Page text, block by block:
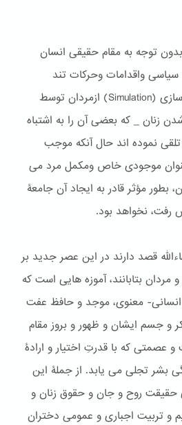
توجه به مقام حقیقی انسان
واقدامات وحركات تند
فمینیستی وتقلید وشبیه سازی (Simulation) ازمردان توسط
شدن زنان _ كه بعضی آن را به اشتباه
نموده اند حال آنكه موجب
عنوان موجودی خاص ومكمل مرد می
بطور مؤثر قادر به ایجاد آن جامعۀ
رفت، نخواهد بود.
قصد دارند در این عصر جدید بر
مردان بتابانند، آموزه هایی است که
معنوی، موجد و حافظ عفت
جسم ایشان و ظهور و بروز مقام
که با قدرتِ اختیار و ارادۀ
بشر تجلی می یابد. از جملۀ این
حقیقت روح و جان و حقوق زنان و
و تربیت اجباری و عمومی دختران